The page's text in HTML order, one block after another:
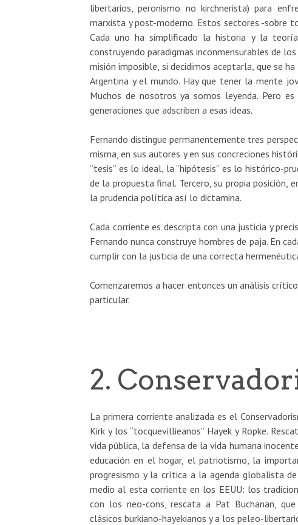
libertarios, peronismo no kirchnerista) para
marxista y post-moderno. Estos sectores -sobre
Cada uno ha simplificado la historia y la
construyendo paradigmas inconmensurables de
misión imposible, si decidimos aceptarla, que se
Argentina y el mundo. Hay que tener la mente
Muchos de nosotros ya somos leyenda. Pero
generaciones que adscriben a esas ideas.
Fernando distingue permanentemente tres
misma, en sus autores y en sus concreciones
“tesis” es lo ideal, la “hipótesis” es lo histórico-
de la propuesta final. Tercero, su propia posición,
la prudencia política así lo dictamina.
Cada corriente es descripta con una justicia y
Fernando nunca construye hombres de paja. En
cumplir con la justicia de una correcta
Comenzaremos a hacer entonces un análisis
particular.
2.
La primera corriente analizada es el
Kirk y los “tocquevillieanos” Hayek y Ropke.
vida pública, la defensa de la vida humana
educación en el hogar, el patriotismo, la
progresismo y la crítica a la agenda globalista
medio al esta corriente en los EEUU: los
con los neo-cons, rescata a Pat Buchanan,
clásicos burkiano-hayekianos y a los peleo-